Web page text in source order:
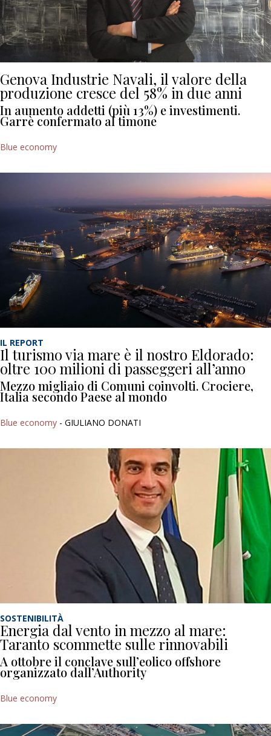
Genova Industrie Navali, il valore della
produzione cresce del 58% in due anni
In aumento addetti (più 13%) e investimenti.
Garrè confermato al timone
Blue economy
IL REPORT
Il turismo via mare è il nostro Eldorado:
oltre 100 milioni di passeggeri all’anno
Mezzo migliaio di Comuni coinvolti. Crociere,
Italia secondo Paese al mondo
Blue economy - GIULIANO DONATI
SOSTENIBILITÀ
Energia dal vento in mezzo al mare:
Taranto scommette sulle rinnovabili
A ottobre il conclave sull’eolico offshore
organizzato dall’Authority
Blue economy